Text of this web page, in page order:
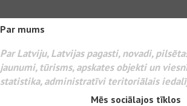
Par mums
Par Latviju, Latvijas pagasti, novadi,
jaunumi, tūrisms, apskates objekti un
statistika, administratīvi teritoriālais
Mēs sociālajos tīklos